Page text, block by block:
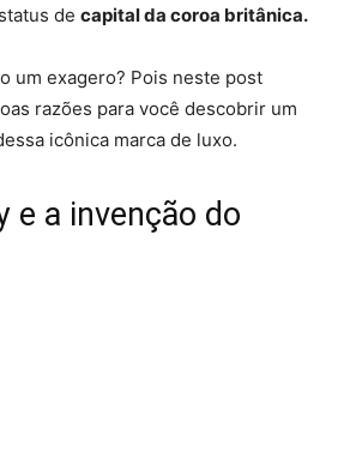
de capital da coroa britânica.
um exagero? Pois neste post
razões para você descobrir um
icônica marca de luxo.
e a invenção do